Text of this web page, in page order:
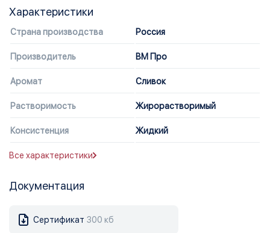
Характеристики
Страна производства Россия
Производитель ВМ Про
Аромат Сливок
Растворимость Жирорастворимый
Консистенция Жидкий
Все характеристики
Документация
Сертификат 300 кб